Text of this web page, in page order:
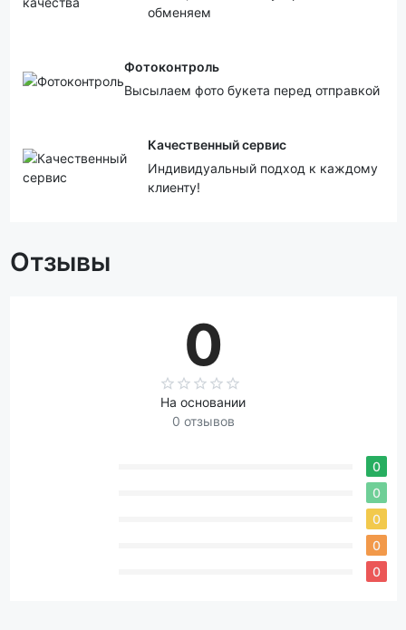
обменяем
Фотоконтроль
Высылаем фото букета перед отправкой
Качественный сервис
Индивидуальный подход к каждому
клиенту!
Отзывы
0
На основании
0 отзывов
0
0
0
0
0